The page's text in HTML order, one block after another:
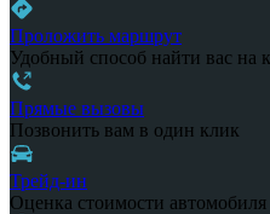
Проложить маршрут
Удобный способ найти вас на
Прямые вызовы
Позвонить вам в один клик
Трейд-ин
Оценка стоимости автомобиля